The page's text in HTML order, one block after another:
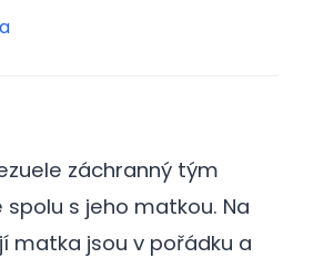
záchranný tým
s jeho matkou. Na
matka jsou v pořádku a